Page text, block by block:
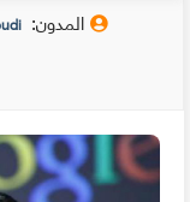
المدون: